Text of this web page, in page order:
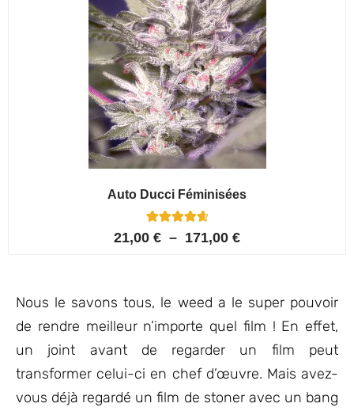
Auto Ducci Féminisées
Noté
4
21,00 € – 171,00 €
Nous le savons tous, le weed a le super pouvoir
de rendre meilleur n’importe quel film ! En effet,
un joint avant de regarder un film peut
transformer celui-ci en chef d’œuvre. Mais avez-
vous déjà regardé un film de stoner avec un bang